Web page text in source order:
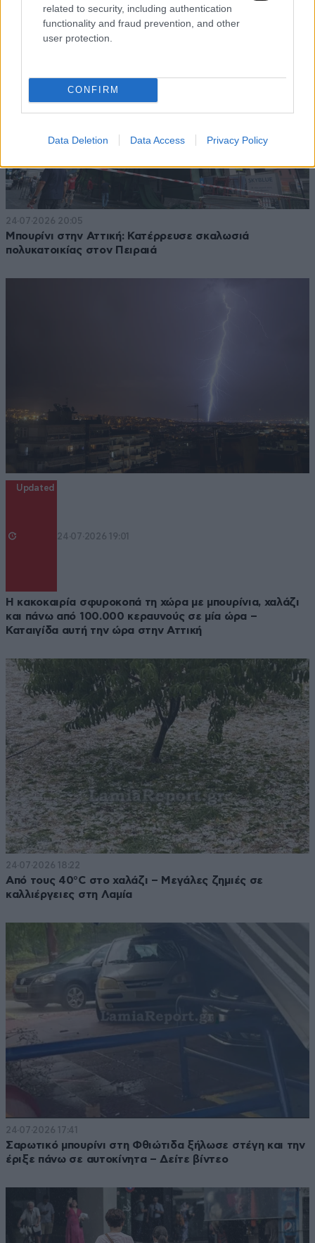
related to security, including authentication
functionality and fraud prevention, and other
user protection.
CONFIRM
Data Deletion Data Access Privacy Policy
24·07·2026 20:05
Μπουρίνι στην Αττική: Κατέρρευσε σκαλωσιά
πολυκατοικίας στον Πειραιά
Updated
24·07·2026 19:01
Η κακοκαιρία σφυροκοπά τη χώρα με μπουρίνια, χαλάζι
και πάνω από 100.000 κεραυνούς σε μία ώρα –
Καταιγίδα αυτή την ώρα στην Αττική
24·07·2026 18:22
Από τους 40°C στο χαλάζι – Μεγάλες ζημιές σε
καλλιέργειες στη Λαμία
24·07·2026 17:41
Σαρωτικό μπουρίνι στη Φθιώτιδα ξήλωσε στέγη και την
έριξε πάνω σε αυτοκίνητα – Δείτε βίντεο